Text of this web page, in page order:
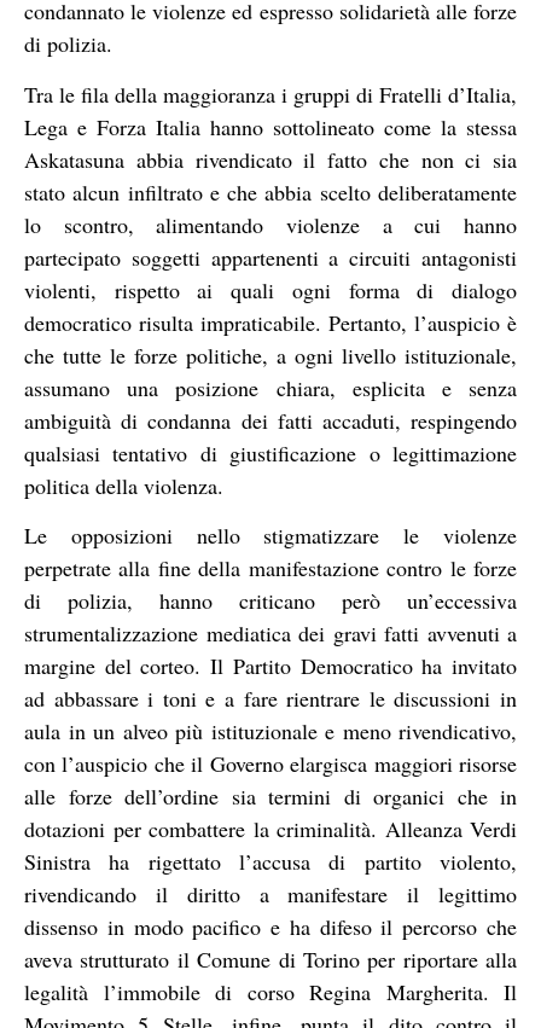
condannato le violenze ed espresso solidarietà alle forze
di polizia.
Tra le fila della maggioranza i gruppi di Fratelli d’Italia,
Lega e Forza Italia hanno sottolineato come la stessa
Askatasuna abbia rivendicato il fatto che non ci sia
stato alcun infiltrato e che abbia scelto deliberatamente
lo scontro, alimentando violenze a cui hanno
partecipato soggetti appartenenti a circuiti antagonisti
violenti, rispetto ai quali ogni forma di dialogo
democratico risulta impraticabile. Pertanto, l’auspicio è
che tutte le forze politiche, a ogni livello istituzionale,
assumano una posizione chiara, esplicita e senza
ambiguità di condanna dei fatti accaduti, respingendo
qualsiasi tentativo di giustificazione o legittimazione
politica della violenza.
Le opposizioni nello stigmatizzare le violenze
perpetrate alla fine della manifestazione contro le forze
di polizia, hanno criticano però un’eccessiva
strumentalizzazione mediatica dei gravi fatti avvenuti a
margine del corteo. Il Partito Democratico ha invitato
ad abbassare i toni e a fare rientrare le discussioni in
aula in un alveo più istituzionale e meno rivendicativo,
con l’auspicio che il Governo elargisca maggiori risorse
alle forze dell’ordine sia termini di organici che in
dotazioni per combattere la criminalità. Alleanza Verdi
Sinistra ha rigettato l’accusa di partito violento,
rivendicando il diritto a manifestare il legittimo
dissenso in modo pacifico e ha difeso il percorso che
aveva strutturato il Comune di Torino per riportare alla
legalità l’immobile di corso Regina Margherita. Il